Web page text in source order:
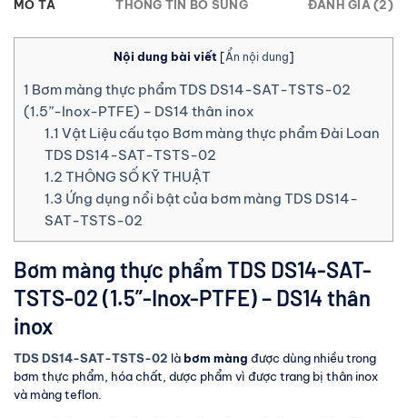
MÔ TẢ THÔNG TIN BỔ SUNG ĐÁNH GIÁ (2)
Nội dung bài viết [Ẩn nội dung]
1 Bơm màng thực phẩm TDS DS14-SAT-TSTS-02
(1.5”-Inox-PTFE) – DS14 thân inox
1.1 Vật Liệu cấu tạo Bơm màng thực phẩm Đài Loan
TDS DS14-SAT-TSTS-02
1.2 THÔNG SỐ KỸ THUẬT
1.3 Ứng dụng nổi bật của bơm màng TDS DS14-
SAT-TSTS-02
Bơm màng thực phẩm TDS DS14-SAT-
TSTS-02 (1.5”-Inox-PTFE) – DS14 thân
inox
TDS DS14-SAT-TSTS-02 làbơm màng được dùng nhiều trong
bơm thực phẩm, hóa chất, dược phẩm vì được trang bị thân inox
và màng teflon.